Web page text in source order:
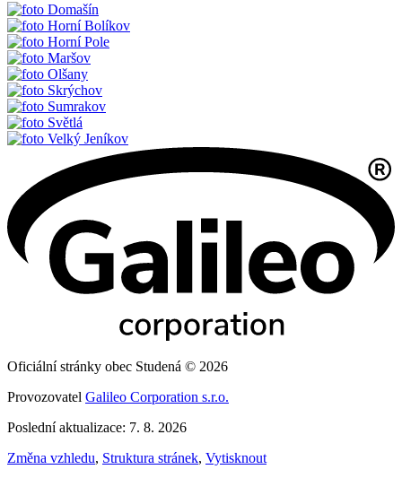
Domašín
Horní Bolíkov
Horní Pole
Maršov
Olšany
Skrýchov
Sumrakov
Světlá
Velký Jeníkov
Oficiální stránky obec Studená © 2026
Provozovatel Galileo Corporation s.r.o.
Poslední aktualizace: 7. 8. 2026
Změna vzhledu, Struktura stránek, Vytisknout